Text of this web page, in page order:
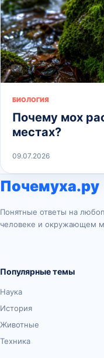
БИОЛОГИЯ
Почему мох
местах?
09.07.2026
Почемуха.ру
Понятные ответы на
человеке и окружающем
Популярные темы
Наука
История
Животные
Техника